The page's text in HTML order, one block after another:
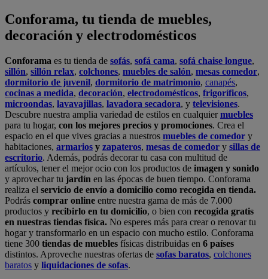
Conforama, tu tienda de muebles,
decoración y electrodomésticos
Conforama es tu tienda de sofás, sofá cama, sofá chaise longue,
sillón, sillón relax, colchones, muebles de salón, mesas comedor,
dormitorio de juvenil, dormitorio de matrimonio, canapés,
cocinas a medida, decoración, electrodomésticos, frigoríficos,
microondas, lavavajillas, lavadora secadora, y televisiones.
Descubre nuestra amplia variedad de estilos en cualquiermuebles
para tu hogar, con los mejores precios y promociones. Crea el
espacio en el que vives gracias a nuestros muebles de comedor y
habitaciones, armarios y zapateros, mesas de comedor y sillas de
escritorio. Además, podrás decorar tu casa con multitud de
artículos, tener el mejor ocio con los productos de imagen y sonido
y aprovechar tu jardín en las épocas de buen tiempo. Conforama
realiza el servicio de envío a domicilio como recogida en tienda.
Podrás comprar online entre nuestra gama de más de 7.000
productos y recibirlo en tu domicilio, o bien con recogida gratis
en nuestras tiendas física. No esperes más para crear o renovar tu
hogar y transformarlo en un espacio con mucho estilo. Conforama
tiene 300 tiendas de muebles físicas distribuidas en 6 países
distintos. Aproveche nuestras ofertas de sofas baratos, colchones
baratos y liquidaciones de sofas.